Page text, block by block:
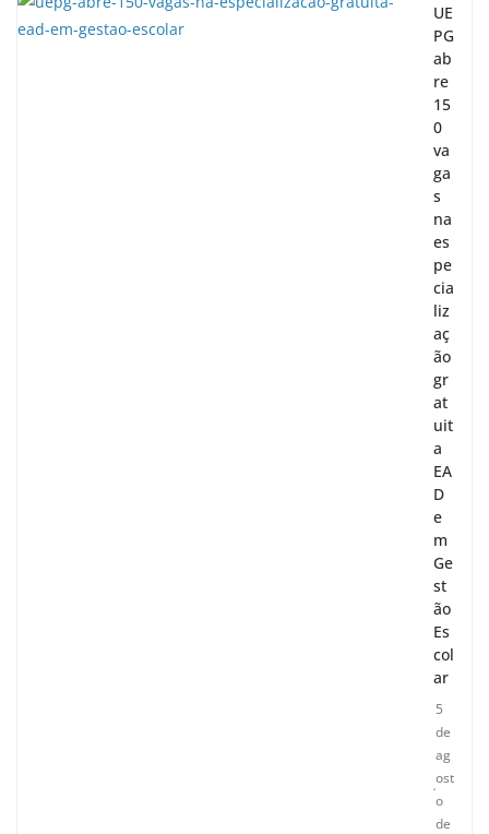
UE
PG
ab
re
15
0
va
ga
s
na
es
pe
cia
liz
aç
ão
gr
at
uit
a
EA
D
e
m
Ge
st
ão
Es
col
ar
5
de
ag
ost
o
de